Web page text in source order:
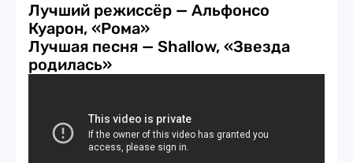
Лучший режиссёр — Альфонсо
Куарон, «Рома»
Лучшая песня — Shallow, «Звезда
родилась»